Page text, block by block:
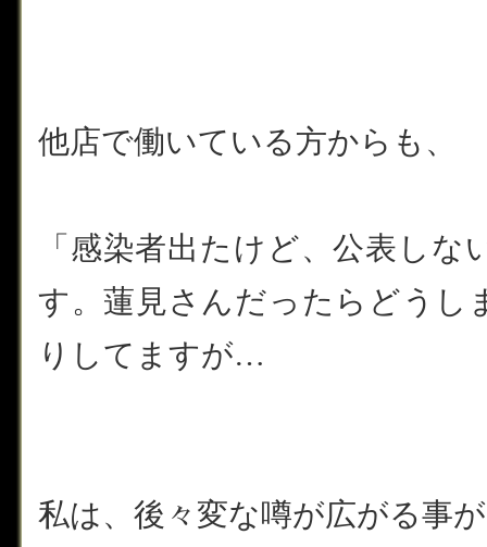
他店で働いている方からも、
「感染者出たけど、公表し
す。蓮見さんだったらどうし
りしてますが…
私は、後々変な噂が広がる事